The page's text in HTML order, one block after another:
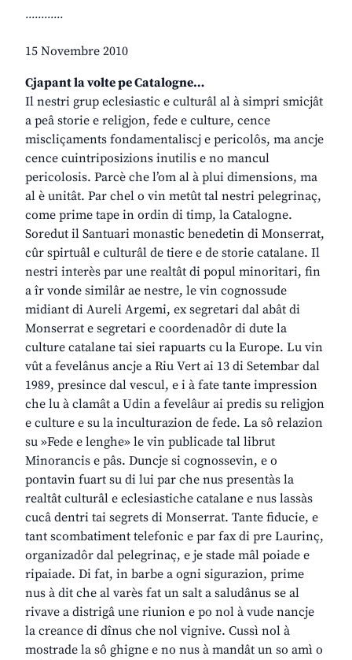
............
15 Novembre 2010
Cjapant la volte pe Catalogne…
Il nestri grup eclesiastic e culturâl al à simpri smicjât
a peâ storie e religjon, fede e culture, cence
miscliçaments fondamentaliscj e pericolôs, ma ancje
cence cuintriposizions inutilis e no mancul
pericolosis. Parcè che l’om al à plui dimensions, ma
al è unitât. Par chel o vin metût tal nestri pelegrinaç,
come prime tape in ordin di timp, la Catalogne.
Soredut il Santuari monastic benedetin di Monserrat,
cûr spirtuâl e culturâl de tiere e de storie catalane. Il
nestri interès par une realtât di popul minoritari, fin
a îr vonde similâr ae nestre, le vin cognossude
midiant di Aureli Argemi, ex segretari dal abât di
Monserrat e segretari e coordenadôr di dute la
culture catalane tai siei rapuarts cu la Europe. Lu vin
vût a fevelânus ancje a Riu Vert ai 13 di Setembar dal
1989, presince dal vescul, e i à fate tante impression
che lu à clamât a Udin a fevelâur ai predis su religjon
e culture e su la inculturazion de fede. La sô relazion
su »Fede e lenghe» le vin publicade tal librut
Minorancis e pâs. Duncje si cognossevin, e o
pontavin fuart su di lui par che nus presentàs la
realtât culturâl e eclesiastiche catalane e nus lassàs
cucâ dentri tai segrets di Monserrat. Tante fiducie, e
tant scombatiment telefonic e par fax di pre Laurinç,
organizadôr dal pelegrinaç, e je stade mâl poiade e
ripaiade. Di fat, in barbe a ogni sigurazion, prime
nus à dit che al varès fat un salt a saludânus se al
rivave a distrigâ une riunion e po nol à vude nancje
la creance di dînus che nol vignive. Cussì nol à
mostrade la sô ghigne e no nus à mandât un so amì o